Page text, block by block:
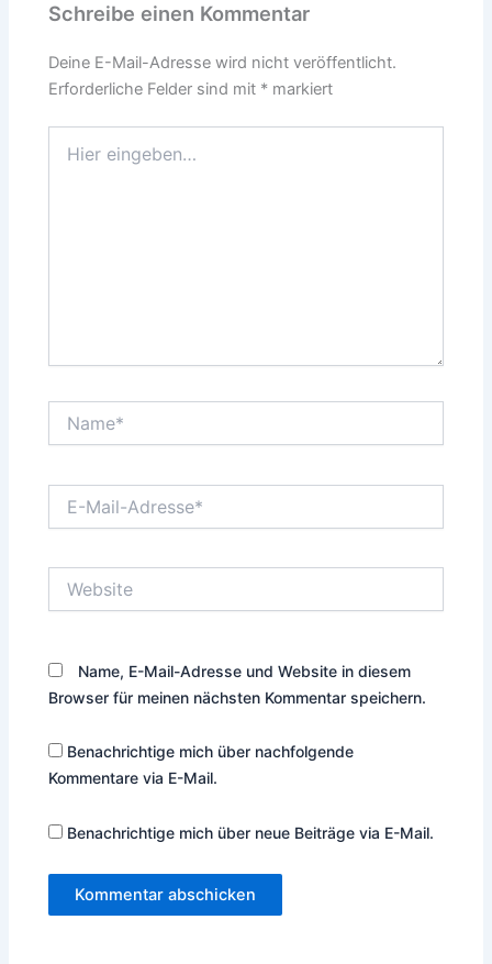
Schreibe einen Kommentar
Deine E-Mail-Adresse wird nicht veröffentlicht.
Erforderliche Felder sind mit * markiert
eingeben…
Mail-
Name, E-Mail-Adresse und Website in diesem
Browser für meinen nächsten Kommentar speichern.
Benachrichtige mich über nachfolgende
Kommentare via E-Mail.
Benachrichtige mich über neue Beiträge via E-Mail.